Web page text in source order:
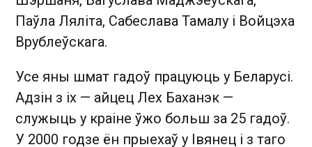
Паўла Ляліта, Сабеслава Тамалу і Войцэха
Врублеўскага.
Усе яны шмат гадоў працуюць у Беларусі.
Адзін з іх — айцец Лех Баханэк —
служыць у краіне ўжо больш за 25 гадоў.
У 2000 годзе ён прыехаў у Івянец і з таго